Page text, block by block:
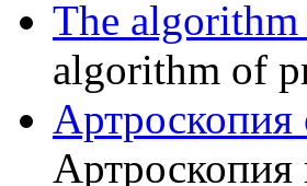
The
algorithm of
Артроскопия
Артроскопия